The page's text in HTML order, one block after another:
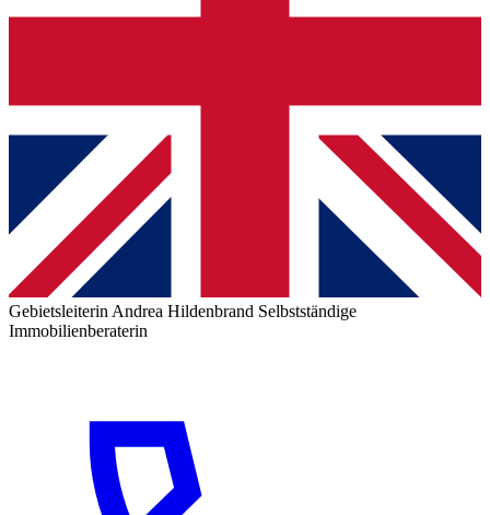
Gebietsleiterin Andrea Hildenbrand Selbstständige
Immobilienberaterin